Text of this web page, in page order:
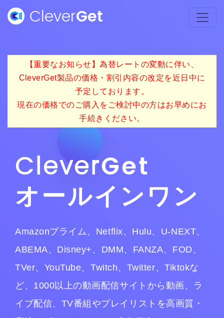
CleverGet
【重要なお知らせ】為替レートの変動に伴い、
CleverGet製品の価格・割引内容の改定を近日中に
予定しております。
現在の価格でのご購入をご検討中の方はお早めにお
手続きください。
CleverGet
オールインワン
Amazonプライム、Netflix、Hulu、U-NEXT、
ABEMA、Disney+、DMM、FANZA、FOD、
TVer、YouTube、Twitch、Twitter、Tiktokな
ど、1000以上の動画配信サイトから動画、ラ
イブ配信、TV番組やプレイリストを高画質・